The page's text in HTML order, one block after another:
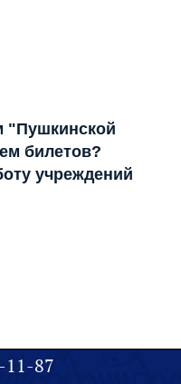
"Пушкинской
билетов?
учреждений
11-87